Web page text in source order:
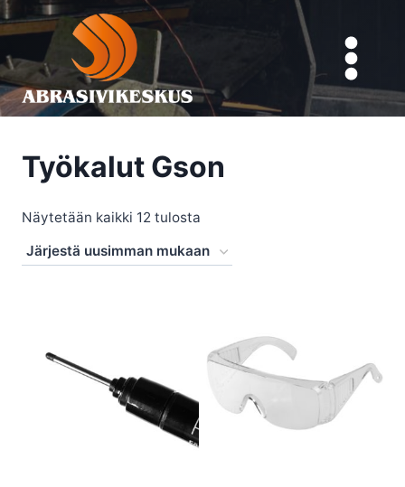
Siirry
sisältöön
Työkalut Gson
Näytetään kaikki 12 tulosta
by
latest